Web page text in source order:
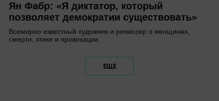
Ян Фабр: «Я диктатор, который
позволяет демократии существовать»
Всемирно известный художник и режиссер о женщинах,
смерти, этике и провокации.
ЕЩЕ